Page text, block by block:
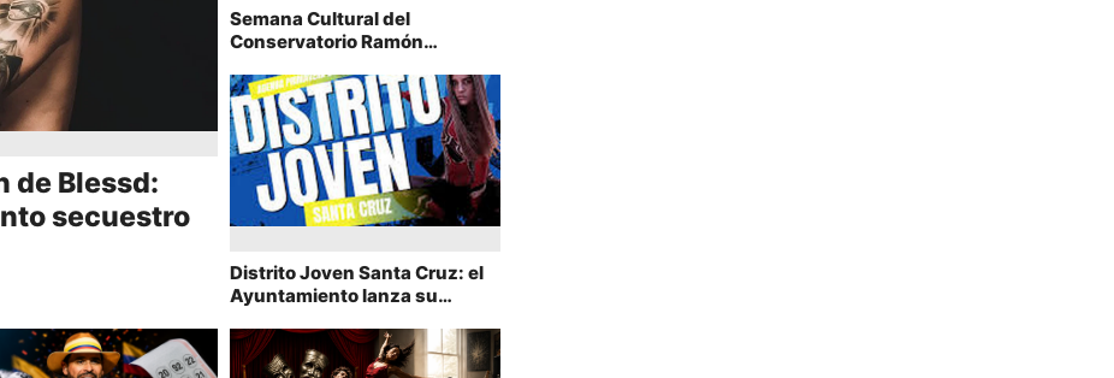
de Blessd:
secuestro
Semana Cultural del
Conservatorio Ramón
del 8 al 12 de junio en Ronda
Distrito Joven Santa Cruz: el
Ayuntamiento lanza su
junio para jóvenes de 14 a 30
años